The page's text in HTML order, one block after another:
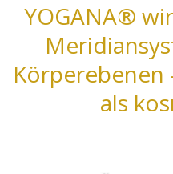
YOGANA®
Körperebenen
als